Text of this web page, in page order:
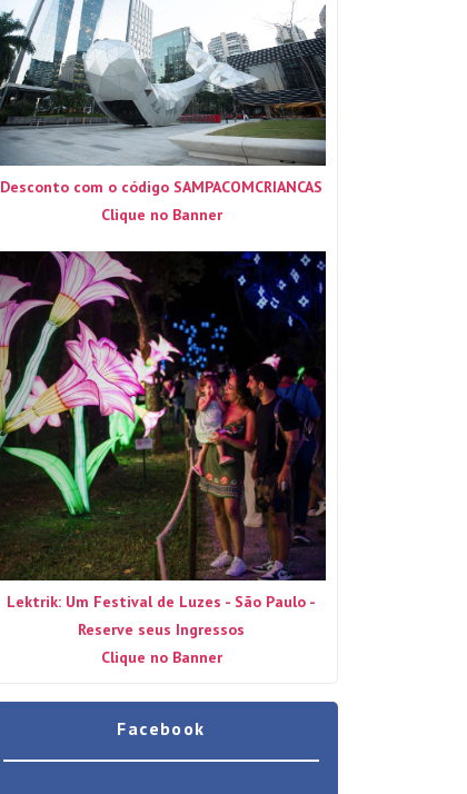
Desconto com o código SAMPACOMCRIANCAS
Clique no Banner
Lektrik: Um Festival de Luzes - São Paulo -
Reserve seus Ingressos
Clique no Banner
Facebook